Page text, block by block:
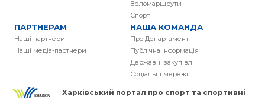
Веломаршрути
Спорт
ПАРТНЕРАМ
Наші партнери
Наші медіа-партнери
НАША КОМАНДА
Про Департамент
Публічна інформація
Державні закупівлі
Соціальні мережі
Харківський портал про спорт та спортивнi